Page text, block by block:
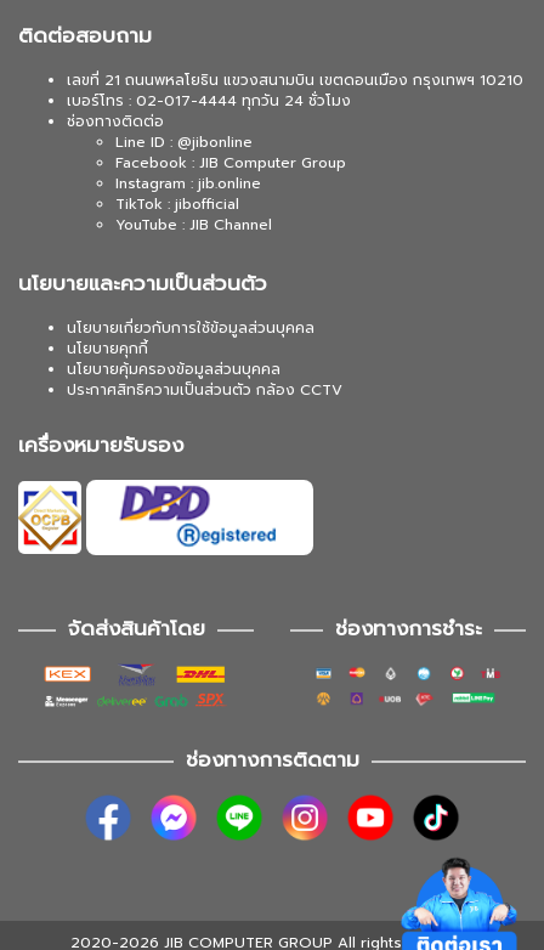
ติดต่อสอบถาม
เลขที่ 21 ถนนพหลโยธิน แขวงสนามบิน เขตดอนเมือง กรุงเทพฯ 10210
เบอร์โทร : 02-017-4444 ทุกวัน 24 ชั่วโมง
ช่องทางติดต่อ
Line ID : @jibonline
Facebook : JIB Computer Group
Instagram : jib.online
TikTok : jibofficial
YouTube : JIB Channel
นโยบายและความเป็นส่วนตัว
นโยบายเกี่ยวกับการใช้ข้อมูลส่วนบุคคล
นโยบายคุกกี้
นโยบายคุ้มครองข้อมูลส่วนบุคคล
ประกาศสิทธิความเป็นส่วนตัว กล้อง CCTV
เครื่องหมายรับรอง
จัดส่งสินค้าโดย ช่องทางการชำระ
ช่องทางการติดตาม
2020-2026 JIB COMPUTER GROUP All rights reserved